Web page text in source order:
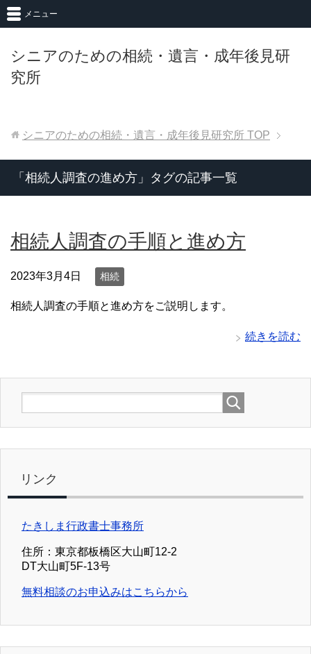
シニアのための相続・遺言・成年後見研
究所
メニュー
シニアのための相続・遺言・成年後見研究所 TOP
「相続人調査の進め方」タグの記事一覧
相続人調査の手順と進め方
2023年3月4日 相続
相続人調査の手順と進め方をご説明します。
続きを読む
リンク
たきしま行政書士事務所
住所：東京都板橋区大山町12-2
DT大山町5F-13号
無料相談のお申込みはこちらから